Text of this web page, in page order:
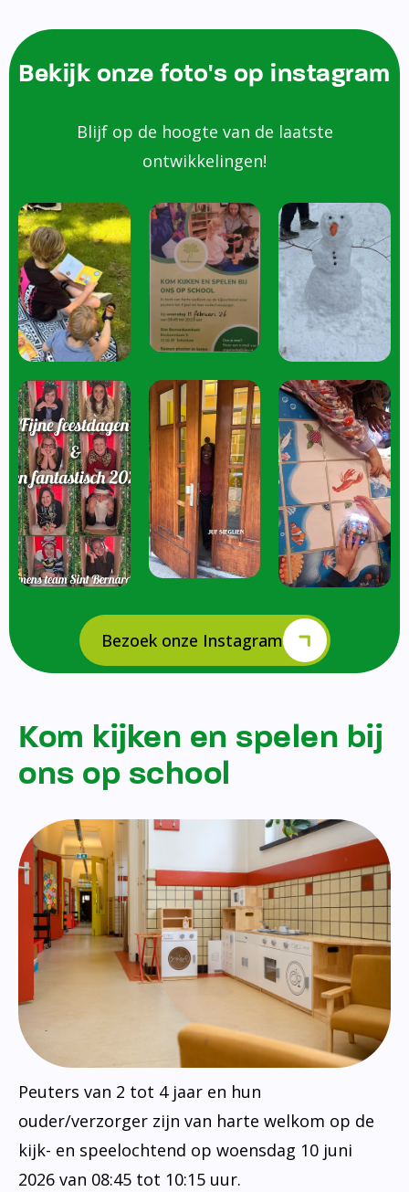
Bekijk onze foto's op instagram
Blijf op de hoogte van de laatste
ontwikkelingen!
Bezoek onze Instagram
Kom kijken en spelen bij
ons op school
Peuters van 2 tot 4 jaar en hun
ouder/verzorger zijn van harte welkom op de
kijk- en speelochtend op woensdag 10 juni
2026 van 08:45 tot 10:15 uur.